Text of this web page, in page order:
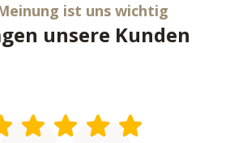
ist uns wichtig
unsere Kunden